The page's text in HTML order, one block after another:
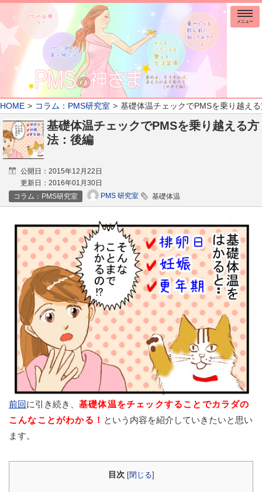
メニュー
HOME コラム：PMS研究室 基礎体温チェックでPMSを乗り越え
基礎体温チェックでPMSを乗り越える方
法：後編
公開日： 2015年12月22日
更新日： 2016年01月30日
コラム：PMS研究室
PMS 研究室 基礎体温
前回に引き続き、 基礎体温をチェックすることでカラダの
こんなことがわかる！ という内容を紹介していきたいと思い
ます。
目次 [閉じる]